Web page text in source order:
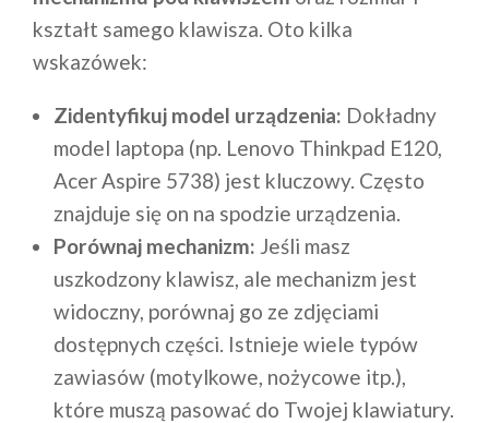
kształt samego klawisza. Oto kilka
wskazówek:
Zidentyfikuj model urządzenia: Dokładny
model laptopa (np. Lenovo Thinkpad E120,
Acer Aspire 5738) jest kluczowy. Często
znajduje się on na spodzie urządzenia.
Porównaj mechanizm: Jeśli masz
uszkodzony klawisz, ale mechanizm jest
widoczny, porównaj go ze zdjęciami
dostępnych części. Istnieje wiele typów
zawiasów (motylkowe, nożycowe itp.),
które muszą pasować do Twojej klawiatury.